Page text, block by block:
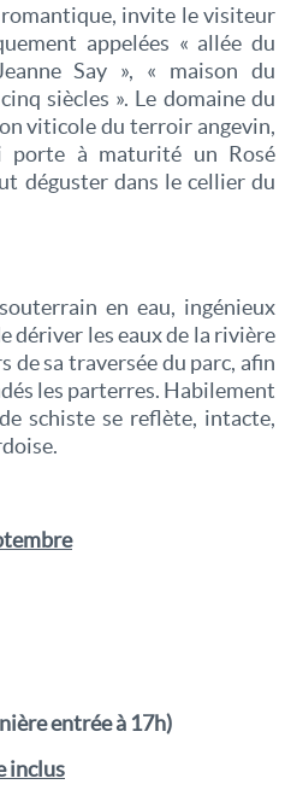
invite le visiteur
appelées « allée du
Say », « maison du
siècles ». Le domaine du
viticole du terroir angevin,
porte à maturité un Rosé
déguster dans le cellier du
en eau, ingénieux
dériver les eaux de la rivière
de sa traversée du parc, afin
les parterres. Habilement
schiste se reflète, intacte,
entrée à 17h)
inclus